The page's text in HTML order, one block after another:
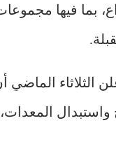
بما فيها
المعدات،